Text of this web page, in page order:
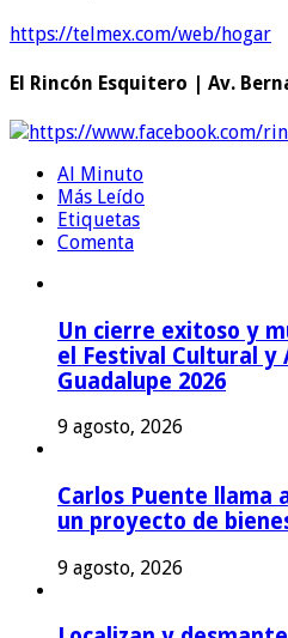
https://telmex.com/web/hogar
El Rincón Esquitero | Av.
https://www.facebook.com/
Al Minuto
Más Leído
Etiquetas
Comenta
Un cierre exitoso y
el Festival Cultural y
Guadalupe 2026
9 agosto, 2026
Carlos Puente llama
un proyecto de
9 agosto, 2026